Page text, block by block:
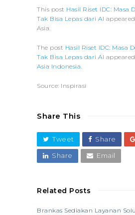
This post Hasil Riset IDC: Masa
Tak Bisa Lepas dari AI
Asia.
The post Hasil Riset IDC: Masa
Tak Bisa Lepas dari AI
Asia Indonesia
Source: Inspirasi
Share This
Tweet Share
Share Email
Related Posts
Brankas Sediakan Layanan